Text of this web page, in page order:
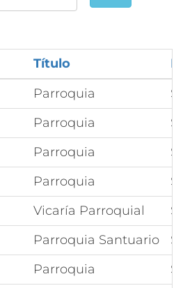
Título
Parroquia
Parroquia
Parroquia
Parroquia
Vicaría Parroquial
Parroquia Santuario
Parroquia